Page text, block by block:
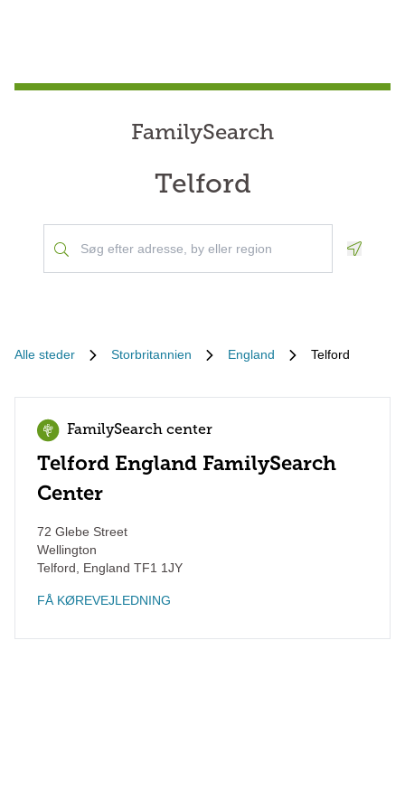
FamilySearch
Telford
Alle steder Storbritannien England Telford
FamilySearch center
Telford England FamilySearch
Center
72 Glebe Street
Wellington
Telford
England TF1 1JY
FÅ KØREVEJLEDNING